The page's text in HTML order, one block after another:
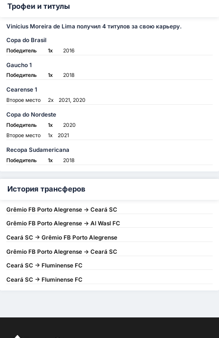
Трофеи и титулы
Vinícius Moreira de Lima получил 4 титулов за свою карьеру.
Copa do Brasil
Победитель 1x 2016
Gaucho 1
Победитель 1x 2018
Cearense 1
Второе место 2x 2021, 2020
Copa do Nordeste
Победитель 1x
2020
Второе место
1x 2021
Recopa Sudamericana
Победитель 1x 2018
История трансферов
Grêmio FB Porto Alegrense -> Ceará SC
Grêmio FB Porto Alegrense -> Al Wasl FC
Ceará SC -> Grêmio FB Porto Alegrense
Grêmio FB Porto Alegrense -> Ceará SC
Ceará SC -> Fluminense FC
Ceará SC -> Fluminense FC